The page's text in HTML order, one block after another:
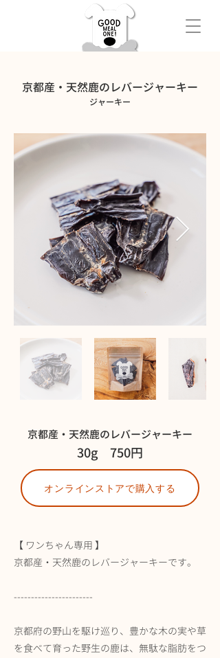
京都産・天然鹿のレバージャーキー
ジャーキー
京都産・天然鹿のレバージャーキー
30g 750円
オンラインストアで購入する
【 ワンちゃん専用 】
京都産・天然鹿のレバージャーキーです。
-----------------------
京都府の野山を駆け巡り、豊かな木の実や草
を食べて育った野生の鹿は、無駄な脂肪をつ